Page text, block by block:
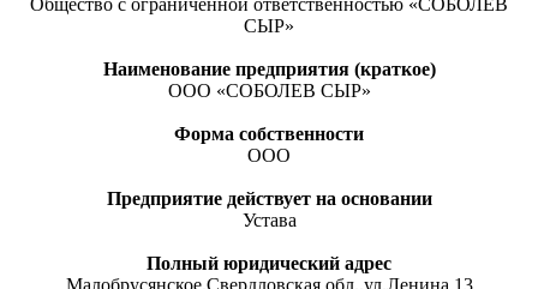
Общество с ограниченной ответственностью «СОБОЛЕВ
СЫР»
Наименование предприятия (краткое)
ООО «СОБОЛЕВ СЫР»
Форма собственности
ООО
Предприятие действует на основании
Устава
Полный юридический адрес